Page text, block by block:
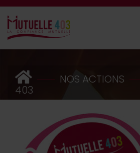
NOS ACTIONS
403